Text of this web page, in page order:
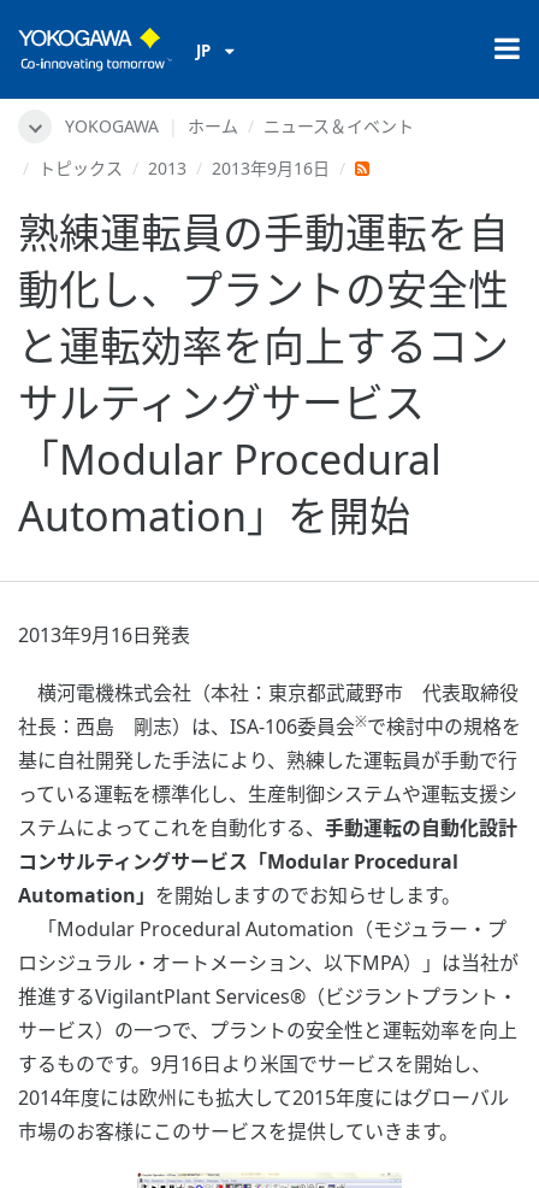
JP
YOKOGAWA ホーム
ニュース＆イベント
トピックス
2013 2013年9月16日
熟練運転員の手動運転を自
動化し、プラントの安全性
と運転効率を向上するコン
サルティングサービス
「Modular Procedural
Automation」を開始
2013年9月16日発表
横河電機株式会社（本社：東京都武蔵野市 代表取締役
社長：西島 剛志）は、ISA-106委員会※で検討中の規格を
基に自社開発した手法により、熟練した運転員が手動で行
っている運転を標準化し、生産制御システムや運転支援シ
ステムによってこれを自動化する、 手動運転の自動化設計
コンサルティングサービス「Modular Procedural
Automation」 を開始しますのでお知らせします。
「Modular Procedural Automation（モジュラー・プ
ロシジュラル・オートメーション、以下MPA）」は当社が
推進するVigilantPlant Services®（ビジラントプラント・
サービス）の一つで、プラントの安全性と運転効率を向上
するものです。9月16日より米国でサービスを開始し、
2014年度には欧州にも拡大して2015年度にはグローバル
市場のお客様にこのサービスを提供していきます。